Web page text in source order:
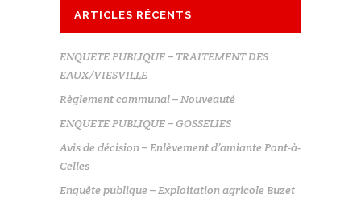
ARTICLES RÉCENTS
ENQUETE PUBLIQUE – TRAITEMENT DES
EAUX/VIESVILLE
Règlement communal – Nouveauté
ENQUETE PUBLIQUE – GOSSELIES
Avis de décision – Enlèvement d’amiante Pont-à-
Celles
Enquête publique – Exploitation agricole Buzet